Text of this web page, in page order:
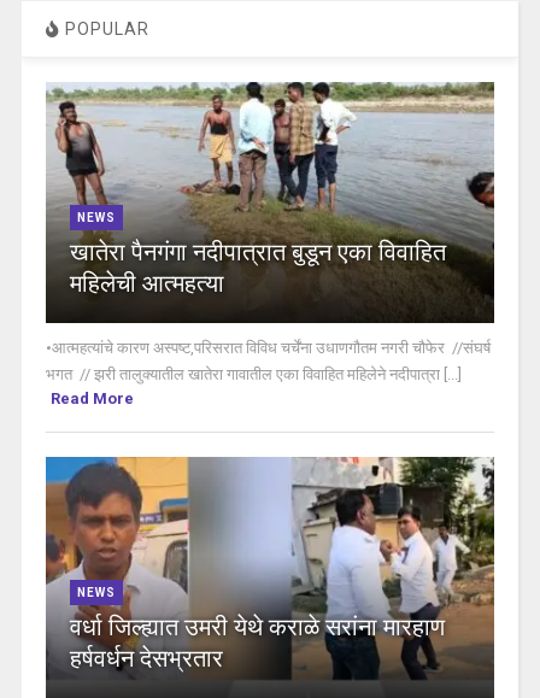
POPULAR
NEWS
खातेरा पैनगंगा नदीपात्रात बुडून एका विवाहित
महिलेची आत्महत्या
•आत्महत्यांचे कारण अस्पष्ट,परिसरात विविध चर्चेंना उधाणगौतम नगरी चौफेर //संघर्ष
भगत // झरी तालुक्यातील खातेरा गावातील एका विवाहित महिलेने नदीपात्रा [...]
Read More
NEWS
वर्धा जिल्ह्यात उमरी येथे कराळे सरांना मारहाण
हर्षवर्धन देसभ्रतार